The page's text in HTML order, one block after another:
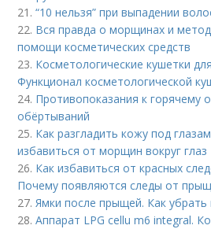
21.“10 нельзя” при выпадении
22. Вся правда о морщинах и
помощи косметических средств
23. Косметологические кушетки
Функционал косметологической
24. Противопоказания к горячему
обёртываний
25. Как разгладить кожу под
избавиться от морщин вокруг глаз
26. Как избавиться от красных
Почему появляются следы от
27.Ямки после прыщей. Как убрать
28.Аппарат LPG cellu m6 integral.